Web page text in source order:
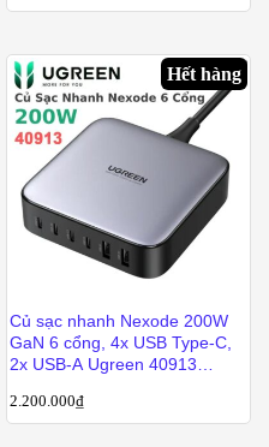
Hết hàng
Củ sạc nhanh Nexode 200W
GaN 6 cổng, 4x USB Type-C,
2x USB-A Ugreen 40913
2.200.000₫